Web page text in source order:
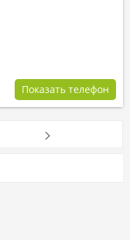
Показать телефон